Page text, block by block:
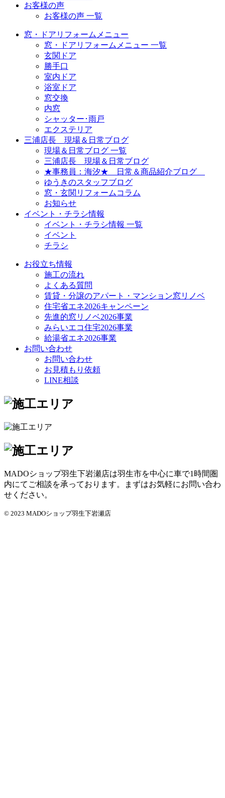
お客様の声
お客様の声 一覧
窓・ドアリフォームメニュー
窓・ドアリフォームメニュー 一覧
玄関ドア
勝手口
室内ドア
浴室ドア
窓交換
内窓
シャッター･雨戸
エクステリア
三浦店長 現場＆日常ブログ
現場＆日常ブログ 一覧
三浦店長 現場＆日常ブログ
★事務員：海汐★ 日常＆商品紹介ブログ
ゆうきのスタッフブログ
窓・玄関リフォームコラム
お知らせ
イベント・チラシ情報
イベント・チラシ情報 一覧
イベント
チラシ
お役立ち情報
施工の流れ
よくある質問
賃貸・分譲のアパート・マンション窓リノベ
住宅省エネ2026キャンペーン
先進的窓リノベ2026事業
みらいエコ住宅2026事業
給湯省エネ2026事業
お問い合わせ
お問い合わせ
お見積もり依頼
LINE相談
MADOショップ羽生下岩瀬店は羽生市を中心に車で1時間圏
内にてご相談を承っております。まずはお気軽にお問い合わ
せください。
© 2023 MADOショップ羽生下岩瀬店